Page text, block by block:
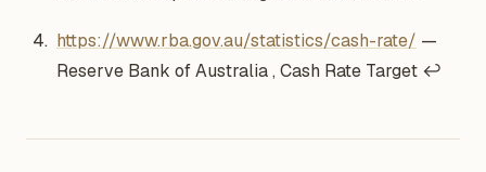
https://www.rba.gov.au/statistics/cash-rate/ —
Reserve Bank of Australia , Cash Rate Target ↩